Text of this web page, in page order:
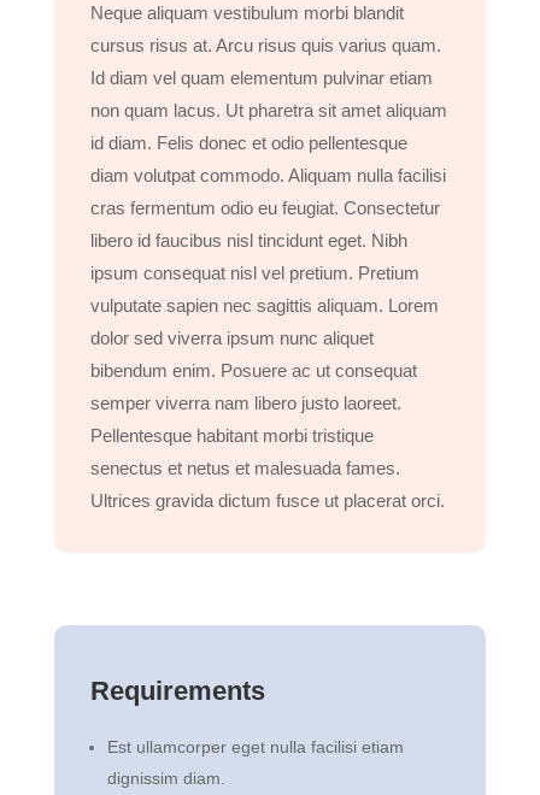
Neque aliquam vestibulum morbi blandit
cursus risus at. Arcu risus quis varius quam.
Id diam vel quam elementum pulvinar etiam
non quam lacus. Ut pharetra sit amet aliquam
id diam. Felis donec et odio pellentesque
diam volutpat commodo. Aliquam nulla facilisi
cras fermentum odio eu feugiat. Consectetur
libero id faucibus nisl tincidunt eget. Nibh
ipsum consequat nisl vel pretium. Pretium
vulputate sapien nec sagittis aliquam. Lorem
dolor sed viverra ipsum nunc aliquet
bibendum enim. Posuere ac ut consequat
semper viverra nam libero justo laoreet.
Pellentesque habitant morbi tristique
senectus et netus et malesuada fames.
Ultrices gravida dictum fusce ut placerat orci.
Requirements
Est ullamcorper eget nulla facilisi etiam
dignissim diam.